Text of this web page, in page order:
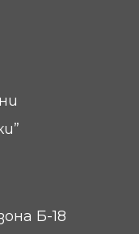
Б-18